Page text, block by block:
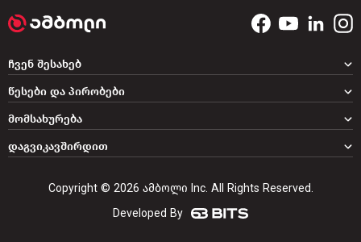
დაგვიკავშირდით
ჩვენ შესახებ
წესები და პირობები
მომსახურება
Copyright © 2026 ამბოლი Inc. All Rights Reserved.
Developed By